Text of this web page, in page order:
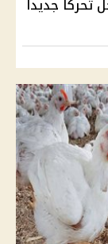
6 يونيو تسجل تحركا جديدا